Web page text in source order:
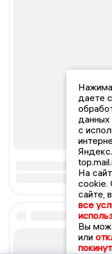
даете
данных
с
На
cookie.
сайте,
все
Вы
или